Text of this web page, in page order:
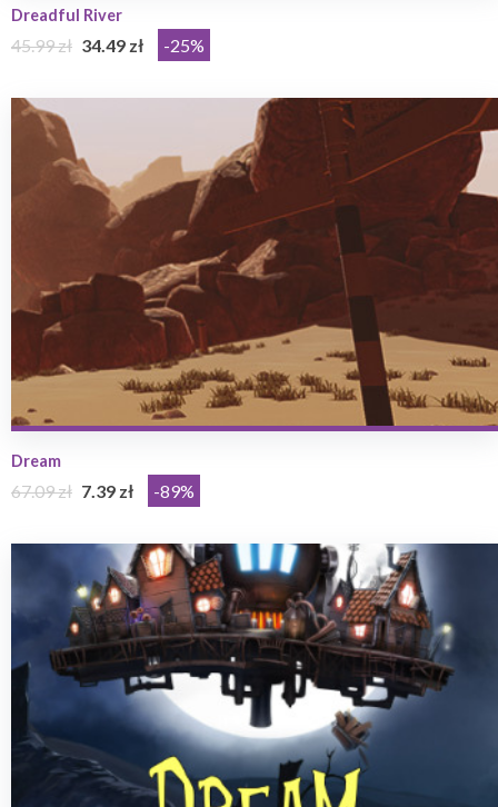
Dreadful River
45.99 zł 34.49 zł -25%
Dream
67.09 zł 7.39 zł -89%